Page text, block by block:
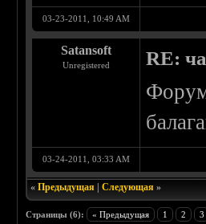
03-23-2011, 10:49 AM
Satansoft
Unregistered RE:
03-24-2011, 03:33 AM
«Предыдущая |Следующая »
Страницы (6): « Предыдущая 1 2 3